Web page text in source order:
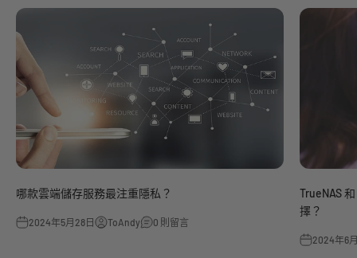
哪款雲端儲存服務最注重隱私？
2024年5月28日 ToAndy 0 則留言
TrueNAS
擇？
2024年6